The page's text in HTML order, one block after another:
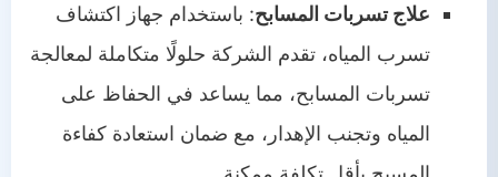
علاج تسربات المسابح: باستخدام جهاز اكتشاف
تسرب المياه، تقدم الشركة حلولًا متكاملة لمعالجة
تسربات المسابح، مما يساعد في الحفاظ على
المياه وتجنب الإهدار، مع ضمان استعادة كفاءة